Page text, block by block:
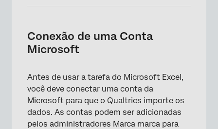
Conexão de uma Conta
Microsoft
Antes de usar a tarefa do Microsoft Excel,
você deve conectar uma conta da
Microsoft para que o Qualtrics importe os
dados. As contas podem ser adicionadas
pelos administradores Marca marca para